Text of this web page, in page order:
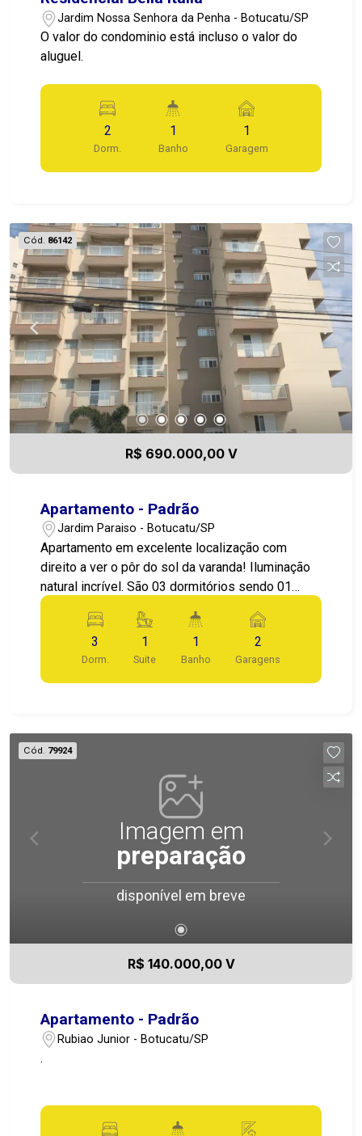
Jardim Nossa Senhora da Penha - Botucatu/SP
O valor do condominio está incluso o valor do
aluguel.
2
Dorm.
1
Banho
1
Garagem
Cód. 86142
R$ 690.000,00 V
Apartamento - Padrão
Jardim Paraiso - Botucatu/SP
Apartamento em excelente localização com
direito a ver o pôr do sol da varanda! Iluminação
natural incrível. São 03 dormitórios sendo 01
suíte, todos com sacada e armários planejados,
com painel para TV e cabeceira da cama em
madeira. Ampla sala para 02 ambientes, com
sacada e painel, cozinha com lindos armários
planejados para maior praticidade, área de
m² de área interna, 25 m² de sacadas. Piso em
porcelanato Amenidades no condomínio:
Elevador social e de serviço, Portaria remota 24
horas, Câmeras de Segurança, Cerca Elétrica, Gás
Encanado, Portão Eletrônico
3
Dorm.
1
Suite
1
Banho
2
Garagens
Cód. 79924
Imagem em
preparação
disponível em breve
R$ 140.000,00 V
Apartamento - Padrão
Rubiao Junior - Botucatu/SP
.